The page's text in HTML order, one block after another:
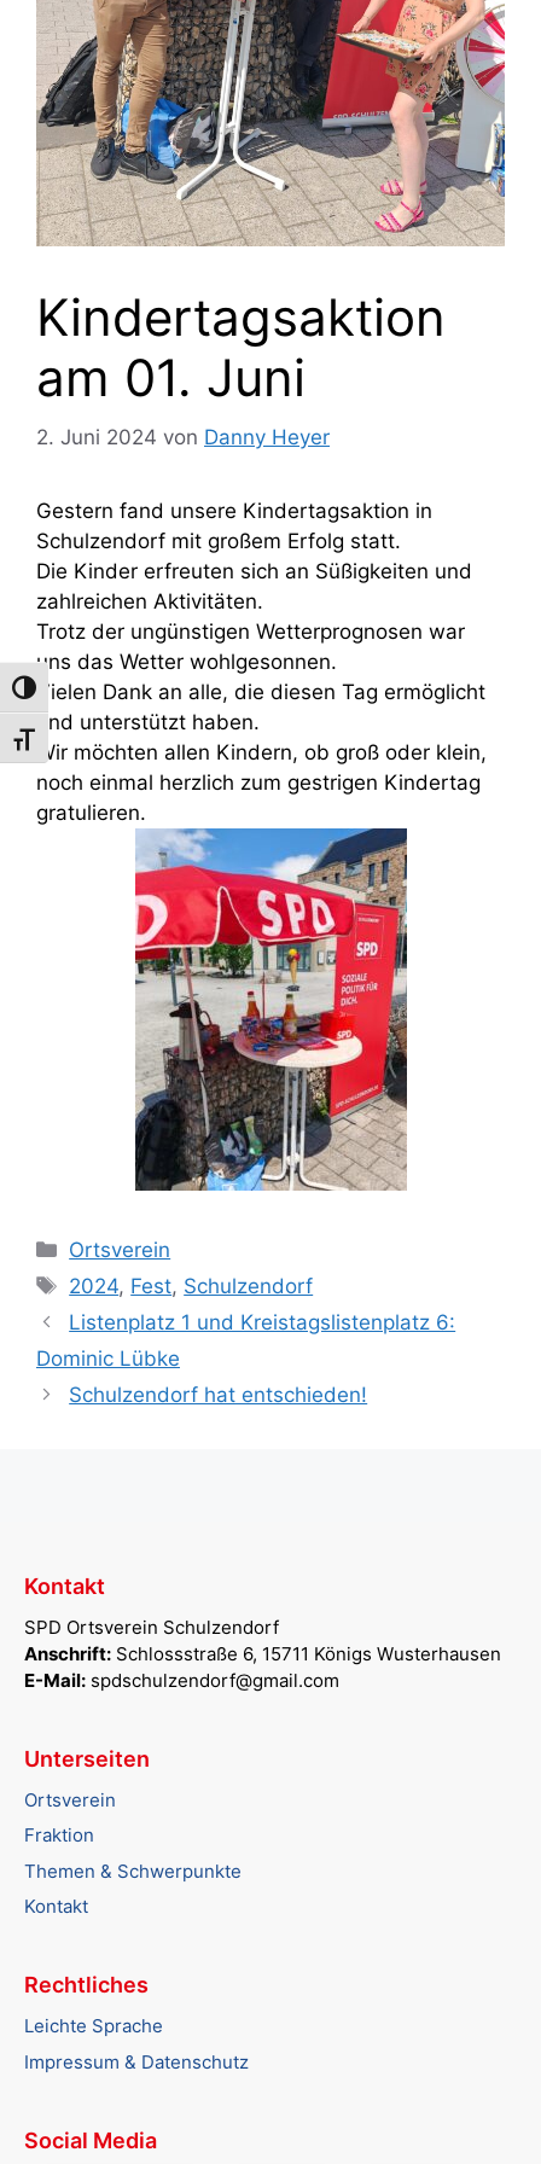
Umschalten auf hohe Kontraste
Schrift vergrößern
Kindertagsaktion
am 01. Juni
2. Juni 2024 von Danny Heyer
Gestern fand unsere Kindertagsaktion in
Schulzendorf mit großem Erfolg statt.
Die Kinder erfreuten sich an Süßigkeiten und
zahlreichen Aktivitäten.
Trotz der ungünstigen Wetterprognosen war
uns das Wetter wohlgesonnen.
Vielen Dank an alle, die diesen Tag ermöglicht
und unterstützt haben.
Wir möchten allen Kindern, ob groß oder klein,
noch einmal herzlich zum gestrigen Kindertag
gratulieren.
Kategorien
Ortsverein
Schlagwörter
2024, Fest, Schulzendorf
Listenplatz 1 und Kreistagslistenplatz 6:
Dominic Lübke
Schulzendorf hat entschieden!
Kontakt
SPD Ortsverein Schulzendorf
Anschrift: Schlossstraße 6, 15711 Königs Wusterhausen
E-Mail: spdschulzendorf@gmail.com
Unterseiten
Ortsverein
Fraktion
Themen & Schwerpunkte
Kontakt
Rechtliches
Leichte Sprache
Impressum & Datenschutz
Social Media